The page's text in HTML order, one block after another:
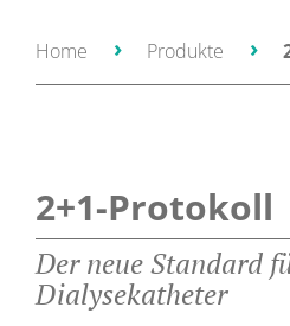
Home Produkte
2+1-Protokoll
Der neue Standard
Dialysekatheter